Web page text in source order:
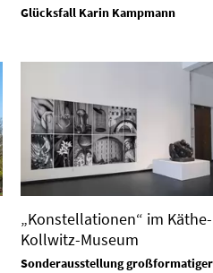
Glücksfall Karin Kampmann
„Konstellationen“ im Käthe-
Kollwitz-Museum
Sonderausstellung großformatiger